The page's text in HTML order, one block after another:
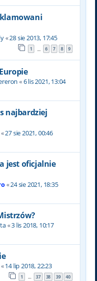
«28 sie 2013, 17:45
1 … 6 7 8 9
«6 lis 2021, 13:04
najbardziej
27 sie 2021, 00:46
jest oficjalnie
«24 sie 2021, 18:35
«3 lis 2018, 10:17
14 lip 2018, 22:23
1 … 37 38 39 40